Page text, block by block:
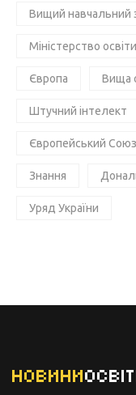
Вищий навчальний
Міністерство
Європа Вища
Штучний інтелект
Європейський Союз
Знання
Уряд України
НОВИНИ